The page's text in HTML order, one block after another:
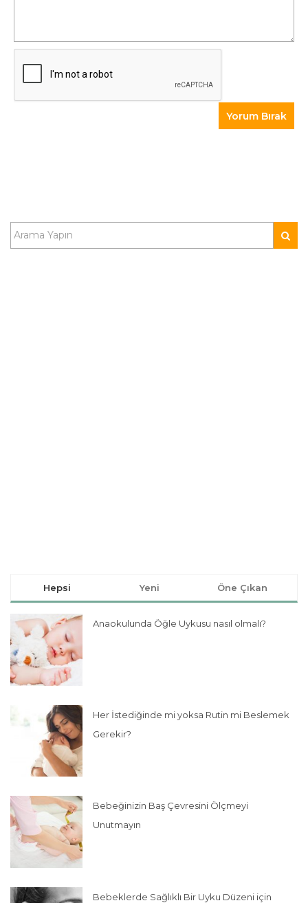
Hepsi Yeni Öne Çıkan
Anaokulunda Öğle Uykusu nasıl olmalı?
Her İstediğinde mi yoksa Rutin mi Beslemek
Gerekir?
Bebeğinizin Baş Çevresini Ölçmeyi
Unutmayın
Bebeklerde Sağlıklı Bir Uyku Düzeni için